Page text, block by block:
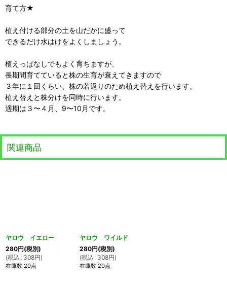
育て方★
植え付ける部分の土を山だかに盛って
できるだけ水はけをよくしましょう。
植えっぱなしでもよく育ちますが、
長期間育てていると株の生育が衰えてきますので
３年に１回くらい、株の若返りのため植え替えを行います。
植え替えと株分けを同時に行います。
適期は３〜４月、9〜10月です。
関連商品
ヤロウ イエロー
280円(税別)
(税込 : 308円)
在庫数 20点
ヤロウ ワイルド
280円(税別)
(税込 : 308円)
在庫数 20点